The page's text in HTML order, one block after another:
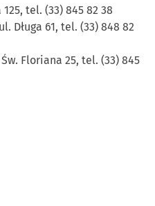
125, tel. (33) 845 82 38
Długa 61, tel. (33) 848 82
Floriana 25, tel. (33) 845